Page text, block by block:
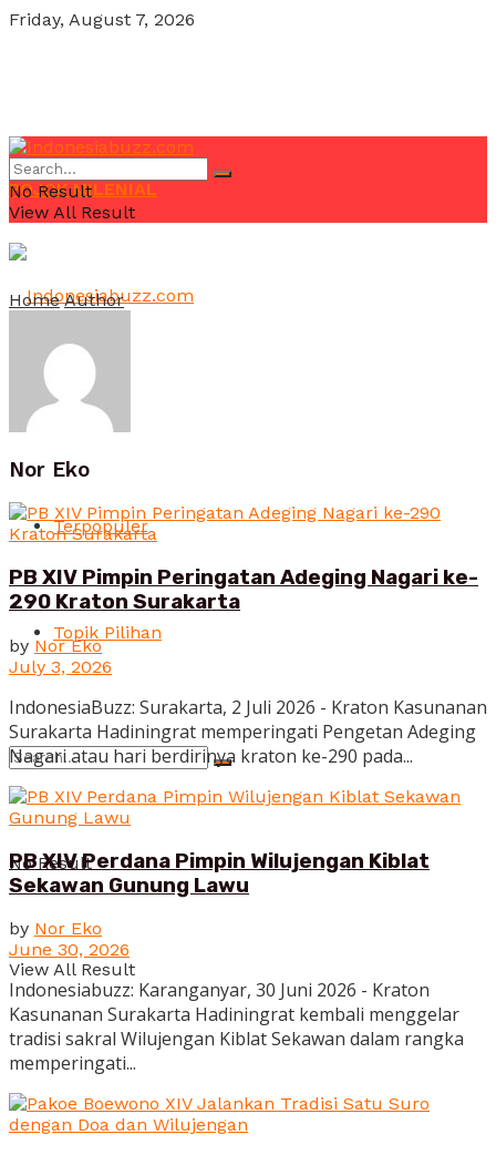
Friday, August 7, 2026
POJOK MILENIAL
Terbaru
Terpopuler
Topik Pilihan
No Result
View All Result
No Result
View All Result
Home Author
Nor Eko
PB XIV Pimpin Peringatan Adeging Nagari ke-
290 Kraton Surakarta
by Nor Eko
July 3, 2026
IndonesiaBuzz: Surakarta, 2 Juli 2026 - Kraton Kasunanan
Surakarta Hadiningrat memperingati Pengetan Adeging
Nagari atau hari berdirinya kraton ke-290 pada...
PB XIV Perdana Pimpin Wilujengan Kiblat
Sekawan Gunung Lawu
by Nor Eko
June 30, 2026
Indonesiabuzz: Karanganyar, 30 Juni 2026 - Kraton
Kasunanan Surakarta Hadiningrat kembali menggelar
tradisi sakral Wilujengan Kiblat Sekawan dalam rangka
memperingati...